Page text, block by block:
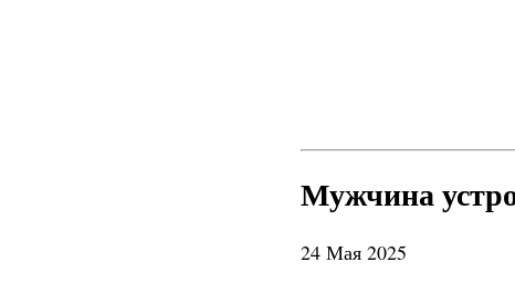
Мужчина
24 Мая 2025